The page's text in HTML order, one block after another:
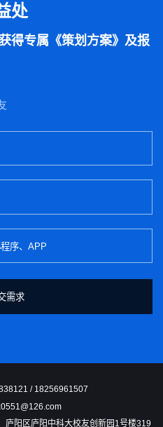
处
得专属《策划方案》及报
/ 18256961507
庐阳区庐阳中科大校友创新园1号楼319